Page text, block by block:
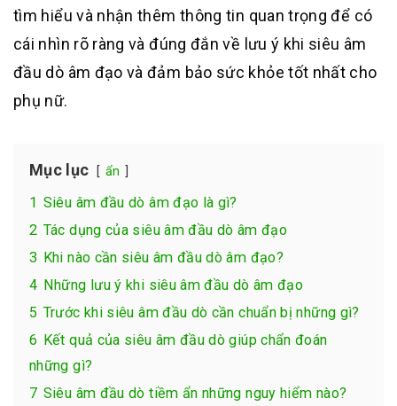
tìm hiểu và nhận thêm thông tin quan trọng để có
cái nhìn rõ ràng và đúng đắn về lưu ý khi siêu âm
đầu dò âm đạo và đảm bảo sức khỏe tốt nhất cho
phụ nữ.
Mục lục ẩn
1 Siêu âm đầu dò âm đạo là gì?
2 Tác dụng của siêu âm đầu dò âm đạo
3 Khi nào cần siêu âm đầu dò âm đạo?
4 Những lưu ý khi siêu âm đầu dò âm đạo
5 Trước khi siêu âm đầu dò cần chuẩn bị những gì?
6 Kết quả của siêu âm đầu dò giúp chẩn đoán
những gì?
7 Siêu âm đầu dò tiềm ẩn những nguy hiểm nào?